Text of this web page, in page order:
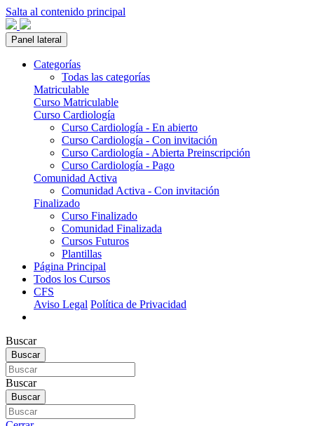
Salta al contenido principal
Panel lateral
Categorías
Todas las categorías
Matriculable
Curso Matriculable
Curso Cardiología
Curso Cardiología - En abierto
Curso Cardiología - Con invitación
Curso Cardiología - Abierta Preinscripción
Curso Cardiología - Pago
Comunidad Activa
Comunidad Activa - Con invitación
Finalizado
Curso Finalizado
Comunidad Finalizada
Cursos Futuros
Plantillas
Página Principal
Todos los Cursos
CFS
Aviso Legal Política de Privacidad
Buscar
Buscar
Buscar
Buscar